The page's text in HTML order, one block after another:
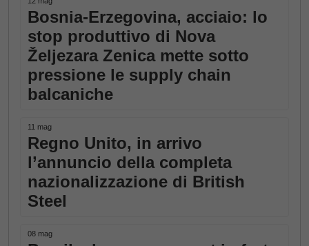
Bosnia-Erzegovina, acciaio: lo
stop produttivo di Nova
Željezara Zenica mette sotto
pressione le supply chain
balcaniche
11 mag
Regno Unito, in arrivo
l’annuncio della completa
nazionalizzazione di British
Steel
08 mag